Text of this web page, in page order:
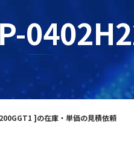
P-
]の在庫・単価の見積依頼